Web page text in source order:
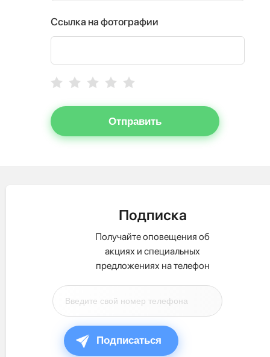
Ссылка на фотографии
Отправить
Подписка
Получайте оповещения об
акциях и специальных
предложениях на телефон
Подписаться